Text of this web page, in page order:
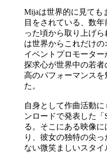
Mijaは世界的に見ても
目をされている、数
った頃から取り上げ
は世界からこれだけの
イベントプロモータ
探求心が世界中の若
高のパフォーマンス
た。
自身として作曲活動
ンロードで発表した「
る。そこにある映像
り、彼女の独特の尖
ない微笑ましいスタ